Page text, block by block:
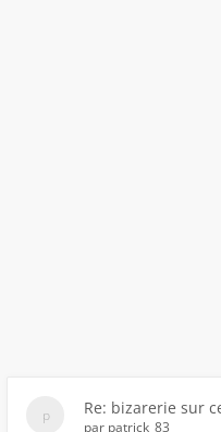
Re: bizarerie sur
par patrick_83